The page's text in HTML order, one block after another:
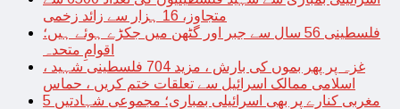
متجاوز، 16 ہزار سے زائد زخمی
فلسطینی 56 سال سے جبر اور گٹھن میں جکڑے ہوئے ہیں؛
اقوامِ متحدہ
غزہ پر پھر بموں کی بارش ، مزید 704 فلسطینی شہید ،
اسلامی ممالک اسرائیل سے تعلقات ختم کریں ، حماس
مغربی کنارے پر بھی اسرائیلی بمباری؛ مجموعی شہادتیں 5